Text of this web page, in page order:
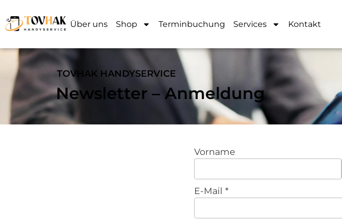
Über uns Shop Terminbuchung Services Kontakt
TOVHAK HANDYSERVICE
Newsletter – Anmeldung
Vorname
E-Mail *